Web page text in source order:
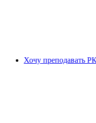
Хочу преподавать